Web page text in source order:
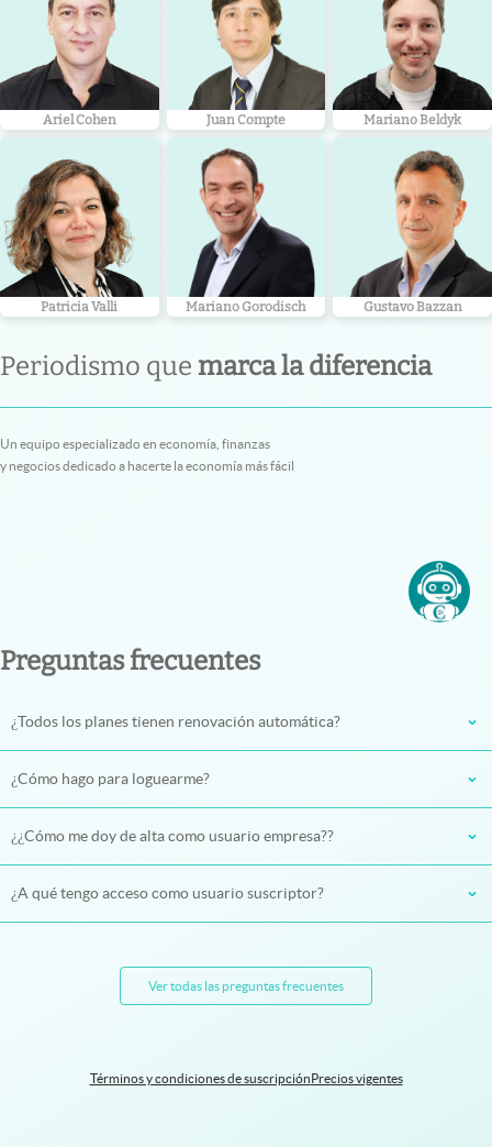
Ariel Cohen Juan Compte Mariano Beldyk
Patricia Valli Mariano Gorodisch Gustavo Bazzan
Periodismo que marca la diferencia
Un equipo especializado en economía, finanzas
y negocios dedicado a hacerte la economía más fácil
Preguntas frecuentes
¿Todos los planes tienen renovación automática?
¿Cómo hago para loguearme?
¿¿Cómo me doy de alta como usuario empresa??
¿A qué tengo acceso como usuario suscriptor?
Ver todas las preguntas frecuentes
Términos y condiciones de suscripción Precios vigentes